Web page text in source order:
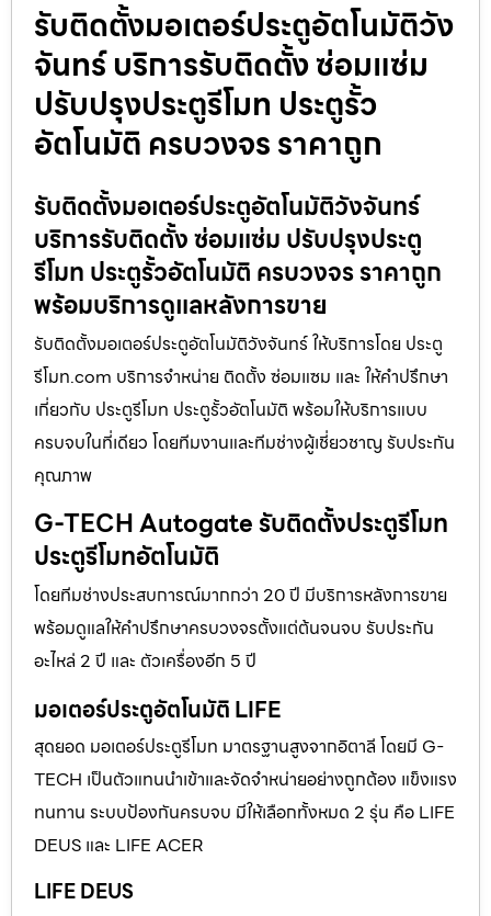
รับติดตั้งมอเตอร์ประตูอัตโนมัติวัง
จันทร์ บริการรับติดตั้ง ซ่อมแซ่ม
ปรับปรุงประตูรีโมท ประตูรั้ว
อัตโนมัติ ครบวงจร ราคาถูก
รับติดตั้งมอเตอร์ประตูอัตโนมัติวังจันทร์
บริการรับติดตั้ง ซ่อมแซ่ม ปรับปรุงประตู
รีโมท ประตูรั้วอัตโนมัติ ครบวงจร ราคาถูก
พร้อมบริการดูแลหลังการขาย
รับติดตั้งมอเตอร์ประตูอัตโนมัติวังจันทร์ ให้บริการโดย ประตู
รีโมท.com บริการจำหน่าย ติดตั้ง ซ่อมแซม และ ให้คำปรึกษา
เกี่ยวกับ ประตูรีโมท ประตูรั้วอัตโนมัติ พร้อมให้บริการแบบ
ครบจบในที่เดียว โดยทีมงานและทีมช่างผู้เชี่ยวชาญ รับประกัน
คุณภาพ
G-TECH Autogate รับติดตั้งประตูรีโมท
ประตูรีโมทอัตโนมัติ
โดยทีมช่างประสบการณ์มากกว่า 20 ปี มีบริการหลังการขาย
พร้อมดูแลให้คำปรึกษาครบวงจรตั้งแต่ต้นจนจบ รับประกัน
อะไหล่ 2 ปี และ ตัวเครื่องอีก 5 ปี
มอเตอร์ประตูอัตโนมัติ LIFE
สุดยอด มอเตอร์ประตูรีโมท มาตรฐานสูงจากอิตาลี โดยมี G-
TECH เป็นตัวแทนนำเข้าและจัดจำหน่ายอย่างถูกต้อง แข็งแรง
ทนทาน ระบบป้องกันครบจบ มีให้เลือกทั้งหมด 2 รุ่น คือ LIFE
DEUS และ LIFE ACER
LIFE DEUS